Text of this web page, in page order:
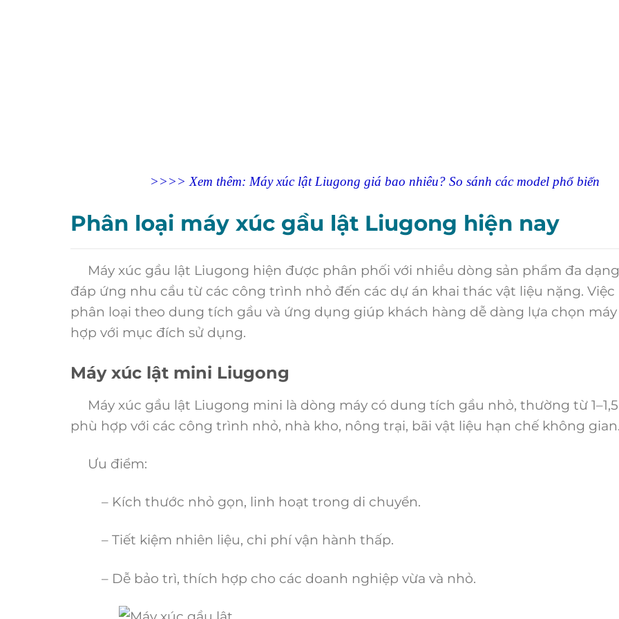
>>>> Xem thêm: Máy xúc lật Liugong giá bao nhiêu? So sánh các model phổ biến
Phân loại máy xúc gầu lật Liugong hiện nay
Máy xúc gầu lật Liugong hiện được phân phối với nhiều dòng sản phẩm đa
đáp ứng nhu cầu từ các công trình nhỏ đến các dự án khai thác vật liệu nặng. Việc
phân loại theo dung tích gầu và ứng dụng giúp khách hàng dễ dàng lựa chọn
hợp với mục đích sử dụng.
Máy xúc lật mini Liugong
Máy xúc gầu lật Liugong mini là dòng máy có dung tích gầu nhỏ, thường từ 1–1,5
phù hợp với các công trình nhỏ, nhà kho, nông trại, bãi vật liệu hạn chế không
Ưu điểm:
– Kích thước nhỏ gọn, linh hoạt trong di chuyển.
– Tiết kiệm nhiên liệu, chi phí vận hành thấp.
– Dễ bảo trì, thích hợp cho các doanh nghiệp vừa và nhỏ.